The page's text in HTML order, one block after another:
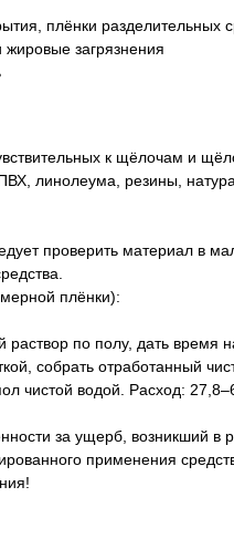
плёнки разделительных
загрязнения
к щёлочам и
линолеума, резины,
проверить материал в
плёнки):
по полу, дать время
собрать отработанный
чистой водой. Расход:
за ущерб, возникший в
применения